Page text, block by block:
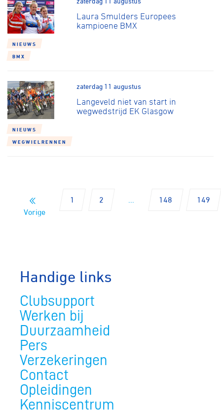
NIEUWS
BMX
Laura Smulders Europees
kampioene BMX
NIEUWS
WEGWIELRENNEN
zaterdag 11 augustus
Langeveld niet van start in
wegwedstrijd EK Glasgow
Vorige
1 2 148 149
Handige links
Clubsupport
Werken bij
Duurzaamheid
Pers
Verzekeringen
Contact
Opleidingen
Kenniscentrum